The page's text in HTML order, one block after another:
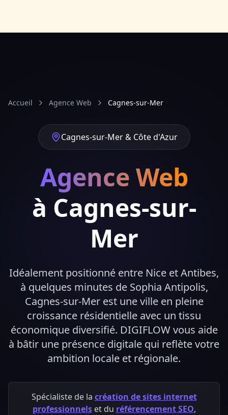
Accueil Agence Web Cagnes-sur-Mer
Cagnes-sur-Mer & Côte d'Azur
Agence Web
à Cagnes-sur-
Mer
Idéalement positionné entre Nice et Antibes,
à quelques minutes de Sophia Antipolis,
Cagnes-sur-Mer est une ville en pleine
croissance résidentielle avec un tissu
économique diversifié. DIGIFLOW vous aide
à bâtir une présence digitale qui reflète votre
ambition locale et régionale.
Spécialiste de la création de sites internet
professionnels et du référencement SEO,